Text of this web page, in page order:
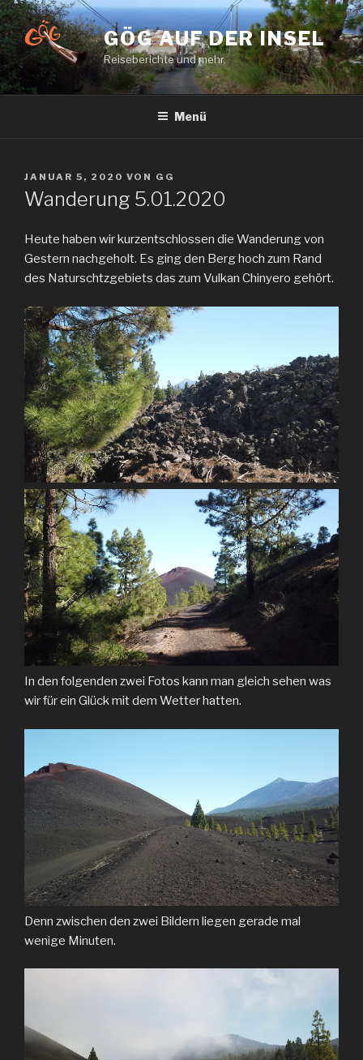
Zum
Inhalt
springen
GÖG AUF DER INSEL
Reiseberichte und mehr.
Menü
VERÖFFENTLICHT
AM
JANUAR 5, 2020 VON GG
Wanderung 5.01.2020
Heute haben wir kurzentschlossen die Wanderung von
Gestern nachgeholt. Es ging den Berg hoch zum Rand
des Naturschtzgebiets das zum Vulkan Chinyero gehört.
In den folgenden zwei Fotos kann man gleich sehen was
wir für ein Glück mit dem Wetter hatten.
Denn zwischen den zwei Bildern liegen gerade mal
wenige Minuten.